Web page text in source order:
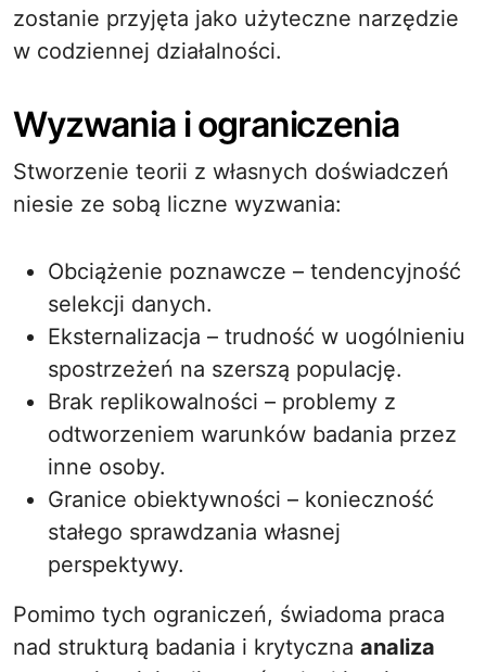
zostanie przyjęta jako użyteczne narzędzie
w codziennej działalności.
Wyzwania i ograniczenia
Stworzenie teorii z własnych doświadczeń
niesie ze sobą liczne wyzwania:
Obciążenie poznawcze – tendencyjność
selekcji danych.
Eksternalizacja – trudność w uogólnieniu
spostrzeżeń na szerszą populację.
Brak replikowalności – problemy z
odtworzeniem warunków badania przez
inne osoby.
Granice obiektywności – konieczność
stałego sprawdzania własnej
perspektywy.
Pomimo tych ograniczeń, świadoma praca
nad strukturą badania i krytyczna analiza